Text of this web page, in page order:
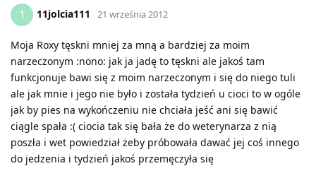
1 11jolcia111 21 września 2012
Moja Roxy tęskni mniej za mną a bardziej za moim
narzeczonym :nono: jak ja jadę to tęskni ale jakoś tam
funkcjonuje bawi się z moim narzeczonym i się do niego tuli
ale jak mnie i jego nie było i została tydzień u cioci to w ogóle
jak by pies na wykończeniu nie chciała jeść ani się bawić
ciągle spała :( ciocia tak się bała że do weterynarza z nią
poszła i wet powiedział żeby próbowała dawać jej coś innego
do jedzenia i tydzień jakoś przemęczyła się